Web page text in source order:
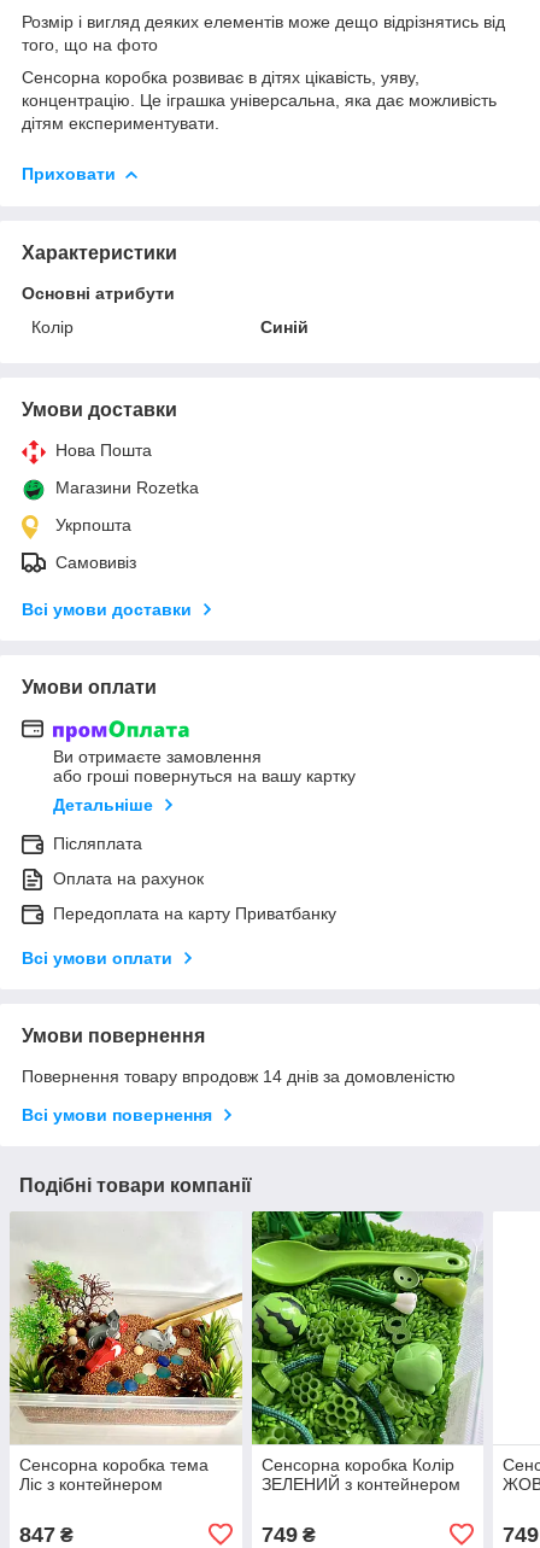
Розмір і вигляд деяких елементів може дещо відрізнятись від
того, що на фото
Сенсорна коробка розвиває в дітях цікавість, уяву,
концентрацію. Це іграшка універсальна, яка дає можливість
дітям експериментувати.
Приховати
Характеристики
Основні атрибути
Колір
Синій
Умови доставки
Нова Пошта
Магазини Rozetka
Укрпошта
Самовивіз
Всі умови доставки
Умови оплати
Ви отримаєте замовлення
або гроші повернуться на вашу картку
Детальніше
Післяплата
Оплата на рахунок
Передоплата на карту Приватбанку
Всі умови оплати
Умови повернення
Повернення товару впродовж 14 днів за домовленістю
Всі умови повернення
Подібні товари компанії
Сенсорна коробка тема
Ліс з контейнером
847 ₴
Сенсорна коробка Колір
ЗЕЛЕНИЙ з контейнером
749₴ 749